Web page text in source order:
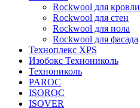
Rockwool для кровли
Rockwool для стен
Rockwool для пола
Rockwool для фасада
Техноплекс XPS
Изобокс Технониколь
Технониколь
PAROC
ISOROC
ISOVER